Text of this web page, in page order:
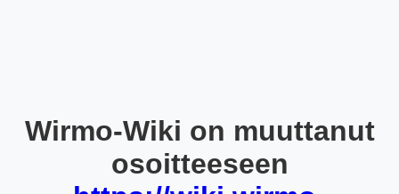
Wirmo-Wiki on muuttanut
osoitteeseen